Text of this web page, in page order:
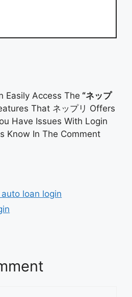
Easily Access The “ネップ
That ネップリ Offers
Have Issues With Login
Know In The Comment
loan login